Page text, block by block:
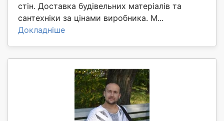
стін. Доставка будівельних матеріалів та
сантехніки за цінами виробника. М...
Докладніше